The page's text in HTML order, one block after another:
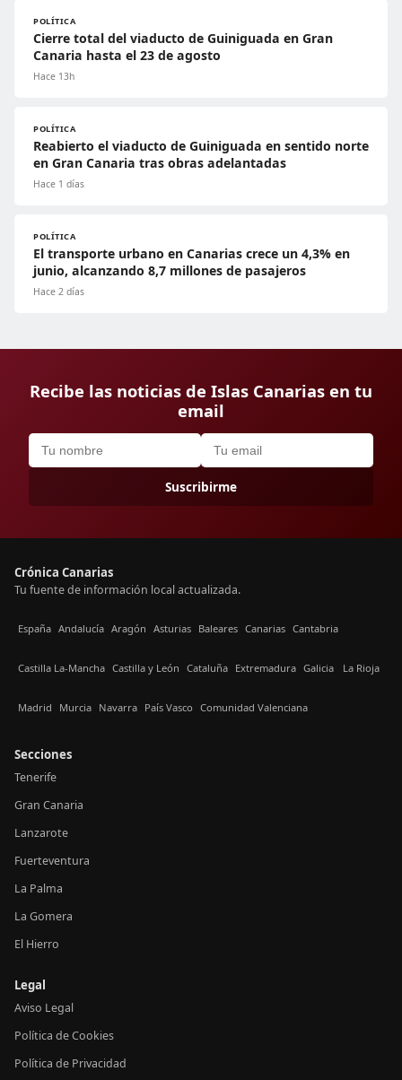
POLÍTICA
Cierre total del viaducto de Guiniguada en Gran
Canaria hasta el 23 de agosto
Hace 13h
POLÍTICA
Reabierto el viaducto de Guiniguada en sentido norte
en Gran Canaria tras obras adelantadas
Hace 1 días
POLÍTICA
El transporte urbano en Canarias crece un 4,3% en
junio, alcanzando 8,7 millones de pasajeros
Hace 2 días
Recibe las noticias de Islas Canarias en tu
email
Suscribirme
Crónica Canarias
Tu fuente de información local actualizada.
España Andalucía Aragón Asturias Baleares Canarias Cantabria
Castilla La-Mancha Castilla y León Cataluña Extremadura Galicia La Rioja
Madrid Murcia Navarra País Vasco Comunidad Valenciana
Secciones
Tenerife
Gran Canaria
Lanzarote
Fuerteventura
La Palma
La Gomera
El Hierro
Legal
Aviso Legal
Política de Cookies
Política de Privacidad